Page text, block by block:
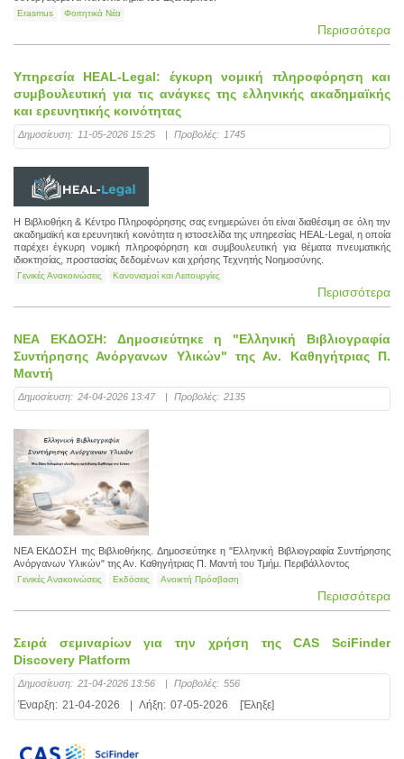
Erasmus Φοιτητικά Νέα
Περισσότερα
Υπηρεσία HEAL-Legal: έγκυρη νομική πληροφόρηση και
συμβουλευτική για τις ανάγκες της ελληνικής ακαδημαϊκής
και ερευνητικής κοινότητας
Δημοσίευση: 11-05-2026 15:25 | Προβολές: 1745
Η Βιβλιοθήκη & Κέντρο Πληροφόρησης σας ενημερώνει ότι είναι διαθέσιμη σε όλη την
ακαδημαϊκή και ερευνητική κοινότητα η ιστοσελίδα της υπηρεσίας HEAL-Legal, η οποία
παρέχει έγκυρη νομική πληροφόρηση και συμβουλευτική για θέματα πνευματικής
ιδιοκτησίας, προστασίας δεδομένων και χρήσης Τεχνητής Νοημοσύνης.
Γενικές Ανακοινώσεις Κανονισμοί και Λειτουργίες
Περισσότερα
ΝΕΑ ΕΚΔΟΣΗ: Δημοσιεύτηκε η "Ελληνική Βιβλιογραφία
Συντήρησης Ανόργανων Υλικών" της Αν. Καθηγήτριας Π.
Μαντή
Δημοσίευση: 24-04-2026 13:47 Προβολές: 2135
ΝΕΑ ΕΚΔΟΣΗ της Βιβλιοθήκης. Δημοσιεύτηκε η "Ελληνική Βιβλιογραφία Συντήρησης
Ανόργανων Υλικών" της Αν. Καθηγήτριας Π. Μαντή του Τμήμ. Περιβάλλοντος
Γενικές Ανακοινώσεις Εκδόσεις Ανοικτή Πρόσβαση
Περισσότερα
Σειρά σεμιναρίων για την χρήση της CAS SciFinder
Discovery Platform
Δημοσίευση: 21-04-2026 13:56 | Προβολές: 556
Έναρξη: 21-04-2026 Λήξη: 07-05-2026 [Έληξε]